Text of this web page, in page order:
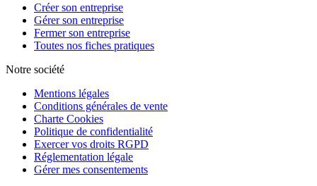
Créer son entreprise
Gérer son entreprise
Fermer son entreprise
Toutes nos fiches pratiques
Notre société
Mentions légales
Conditions générales de vente
Charte Cookies
Politique de confidentialité
Exercer vos droits RGPD
Réglementation légale
Gérer mes consentements